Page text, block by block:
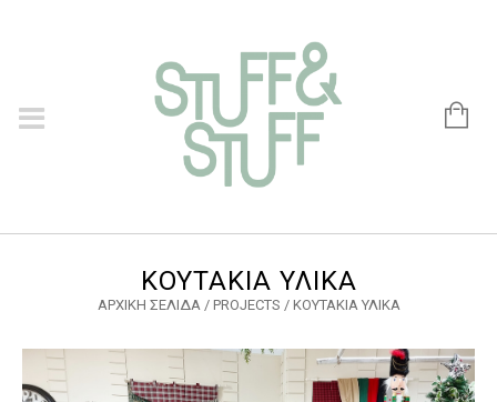
ΚΟΥΤΆΚΙΑ ΥΛΙΚΆ
ΑΡΧΙΚΉ ΣΕΛΊΔΑ / PROJECTS / ΚΟΥΤΆΚΙΑ ΥΛΙΚΆ